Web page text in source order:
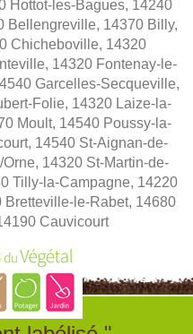
Hottot-les-Bagues, 14240
Bellengreville, 14370 Billy,
Chicheboville, 14320
14320 Fontenay-le-
Garcelles-Secqueville,
Folie, 14320 Laize-la-
Moult, 14540 Poussy-la-
14540 St-Aignan-de-
14320 St-Martin-de-
Tilly-la-Campagne, 14220
Bretteville-le-Rabet, 14680
Cauvicourt